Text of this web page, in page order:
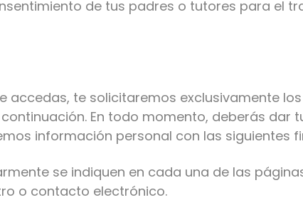
de tus padres o tutores para el
accedas, te solicitaremos exclusivamente
En todo momento, deberás dar
información personal con las siguientes
se indiquen en cada una de las
o contacto electrónico.